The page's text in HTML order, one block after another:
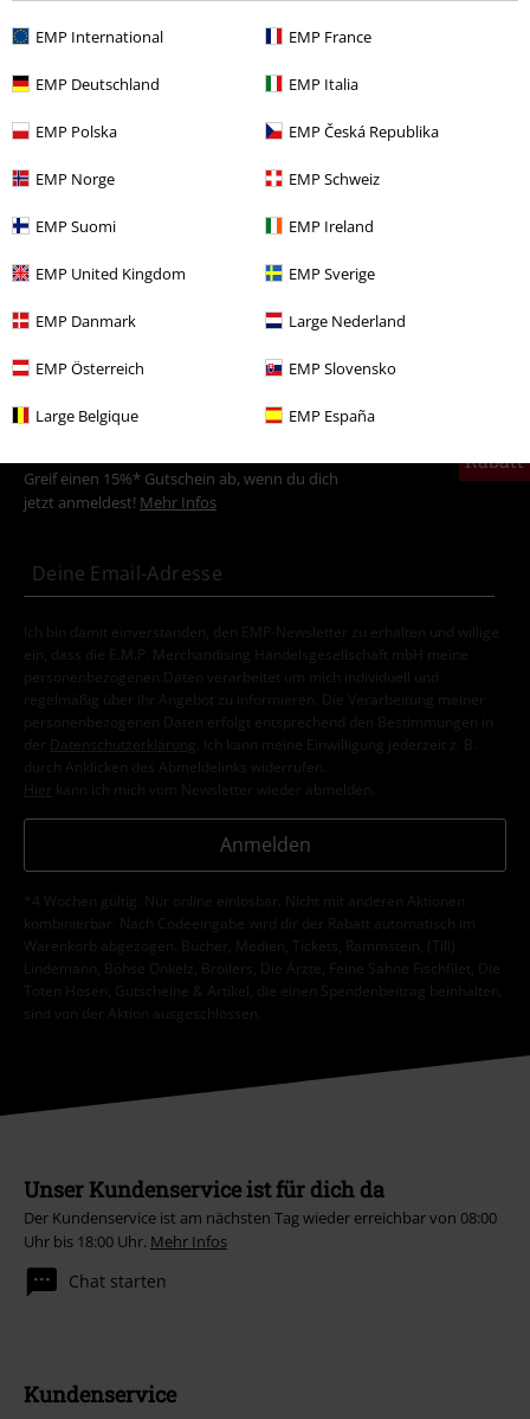
EMP International EMP France
EMP Deutschland EMP Italia
EMP Polska EMP Česká Republika
EMP Norge EMP Schweiz
EMP Suomi EMP Ireland
EMP United Kingdom EMP Sverige
EMP Danmark Large Nederland
EMP Österreich EMP Slovensko
Large Belgique EMP España
Mehr Kategorien. Mehr Möglichkeiten.
Themen Rockabilly Kleider
Themen Rockabilly Rockabilly Frauen
Sale % Frauen Kleider
Neu Bekleidung Kleider
Sale % Bekleidung
Rabatt
Greif einen 15%* Gutschein ab, wenn du dich
jetzt anmeldest! Mehr Infos
Ich bin damit einverstanden, den EMP-Newsletter zu erhalten und willige
ein, dass die E.M.P. Merchandising Handelsgesellschaft mbH meine
personenbezogenen Daten verarbeitet um mich individuell und
regelmäßig über ihr Angebot zu informieren. Die Verarbeitung meiner
personenbezogenen Daten erfolgt entsprechend den Bestimmungen in
der
Datenschutzerklärung
. Ich kann meine Einwilligung jederzeit z. B.
durch Anklicken des Abmeldelinks widerrufen.
Hier kann ich mich vom Newsletter wieder abmelden.
Anmelden
*4 Wochen gültig. Nur online einlösbar. Nicht mit anderen Aktionen
kombinierbar. Nach Codeeingabe wird dir der Rabatt automatisch im
Warenkorb abgezogen. Bücher, Medien, Tickets, Rammstein, (Till)
Lindemann, Böhse Onkelz, Broilers, Die Ärzte, Feine Sahne Fischfilet, Die
Toten Hosen, Gutscheine & Artikel, die einen Spendenbeitrag beinhalten,
sind von der Aktion ausgeschlossen.
Unser Kundenservice ist für dich da
Der Kundenservice ist am nächsten Tag wieder erreichbar von 08:00
Uhr bis 18:00 Uhr. Mehr Infos
Chat starten
Kundenservice